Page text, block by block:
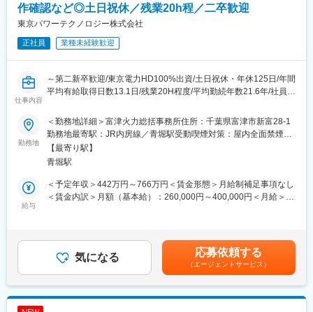
く「粉砕」 「分級」「粒子設計」「造粒」「混合」「乾燥」「集
塵」「供給・排出・輸送」「クリーンルーム」「測定」の10個に
分類できます。10個に大別した粉体の操作それぞれに操作原理、
方法、機器があります。粉体の種類と目的に応じて必要な機器を
・プライム上場、創業100年超の粉体処理装置の世界トップクラ
スメーカーです。
と盤石な経営基盤をベースに、リーディングカンパニーとして技
術開発・市場開拓を推進し続けています。
・自由で風通しの良い社風で、高い定着率も魅力の一つです。
・同社の粉体技術で培った微粒子開発技術を生かして、新たな素
材の開発を行っていただくため、展示会への出展や学会発表、特
許出願など研究者としてのキャリアアップが可能です。
・固形製剤の開発業務の詳細については、医薬ベンチャー、医科
術を移転し、GMP試作・量産へと引き継いでいきます。
変更の範囲：会社の定める業務
作確認など◎土日祝休／残業20h程／二卒歓迎
東京パワーテクノロジー株式会社
正社員 業種未経験歓迎
仕事内容
～第二新卒歓迎/東京電力HD100%出資/土日祝休・年休125日/年間
平均有給取得日数13.1日/残業20H程度/平均勤続年数21.6年/社員紹
ポート有～
■業務内容：
東京電力グループの中核企業として発電所の運転を行う当社に
て、火力・バイオマス等の発電設備の運転管理（水処理）業務を
ご担当いただきます。
最先端のメンテナンス技術を駆使し、常に安定した電力を供給す
る発電設備の運営をサポートしています。
■就業環境：
◎月の残業は20時間程度、年間休日125日・完全週休二日制とワ
勤務地
＜勤務地詳細＞富津火力総括事務所住所：千葉県富津市新富28-1
勤務地最寄駅：JR内房線／青堀駅受動喫煙対策：屋内全面禁煙変
更の範囲：会社の定める事業所
【最寄り駅】
青堀駅
給与
＜予定年収＞442万円～766万円＜賃金形態＞月給制補足事項なし
＜賃金内訳＞月額（基本給）：260,000円～400,000円＜月給＞
手当：実費支給■モデル年収・25歳：5,104,000円・35歳：
6,826,000円・45歳：7,944,000円賃金はあくまでも目安の金額で
あり、選考を通じて上下する可能性があります。月給(月額)は固定
手当を含めた表記です。
気になる 応募依頼する
（エージェントサービス）